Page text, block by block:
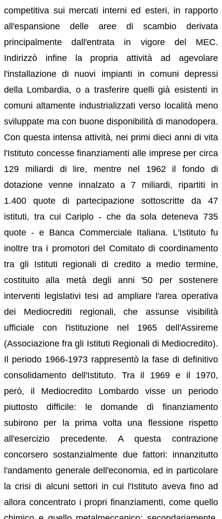
competitiva sui mercati interni ed esteri, in rapporto
all'espansione delle aree di scambio derivata
principalmente dall'entrata in vigore del MEC.
Indirizzò infine la propria attività ad agevolare
l'installazione di nuovi impianti in comuni depressi
della Lombardia, o a trasferire quelli già esistenti in
comuni altamente industrializzati verso località meno
sviluppate ma con buone disponibilità di manodopera.
Con questa intensa attività, nei primi dieci anni di vita
l'Istituto concesse finanziamenti alle imprese per circa
129 miliardi di lire, mentre nel 1962 il fondo di
dotazione venne innalzato a 7 miliardi, ripartiti in
1.400 quote di partecipazione sottoscritte da 47
istituti, tra cui Cariplo - che da sola deteneva 735
quote - e Banca Commerciale Italiana. L'Istituto fu
inoltre tra i promotori del Comitato di coordinamento
tra gli Istituti regionali di credito a medio termine,
costituito alla metà degli anni '50 per sostenere
interventi legislativi tesi ad ampliare l'area operativa
dei Mediocrediti regionali, che assunse visibilità
ufficiale con l'istituzione nel 1965 dell'Assireme
(Associazione fra gli Istituti Regionali di Mediocredito).
Il periodo 1966-1973 rappresentò la fase di definitivo
consolidamento dell'Istituto. Tra il 1969 e il 1970,
però, il Mediocredito Lombardo visse un periodo
piuttosto difficile: le domande di finanziamento
subirono per la prima volta una flessione rispetto
all'esercizio precedente. A questa contrazione
concorsero sostanzialmente due fattori: innanzitutto
l'andamento generale dell'economia, ed in particolare
la crisi di alcuni settori in cui l'Istituto aveva fino ad
allora concentrato i propri finanziamenti, come quello